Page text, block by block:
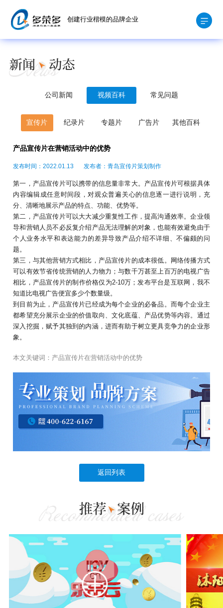
创建行业楷模的品牌企业
公司新闻 视频百科 常见问题
宣传片 纪录片 专题片 广告片 其他百科
产品宣传片在营销活动中的优势
发布时间：2022.01.13 发布者：青岛宣传片策划制作
第一，产品宣传片可以携带的信息量非常大。产品宣传片可根据具体
内容编辑成任意时间段，对观众普遍关心的信息逐一进行说明，充
分、清晰地展示产品的特点、功能、优势等。
第二，产品宣传片可以大大减少重复性工作，提高沟通效率。企业领
导和营销人员不必反复介绍产品无法理解的对象，也能有效避免由于
个人业务水平和表达能力的差异导致产品介绍不详细、不偏颇的问
题。
第三，与其他营销方式相比，产品宣传片的成本很低。网络传播方式
可以有效节省传统营销的人力物力；与数千万甚至上百万的电视广告
相比，产品宣传片的制作价格仅为2-10万；发布平台是互联网，我不
知道比电视广告便宜多少个数量级。
到目前为止，产品宣传片已经成为每个企业的必备品。而每个企业主
都希望充分展示企业的价值取向、文化底蕴、产品优势等内容。通过
深入挖掘，赋予其独到的内涵，进而有助于树立更具竞争力的企业形
象。
本文关键词： 产品宣传片在营销活动中的优势
返回列表